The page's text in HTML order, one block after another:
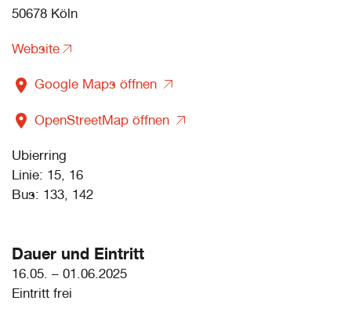
50678 Köln
Website
Google Maps öffnen
OpenStreetMap öffnen
Ubierring
Linie: 15, 16
Bus: 133, 142
Dauer und Eintritt
16.05. – 01.06.2025
Eintritt frei